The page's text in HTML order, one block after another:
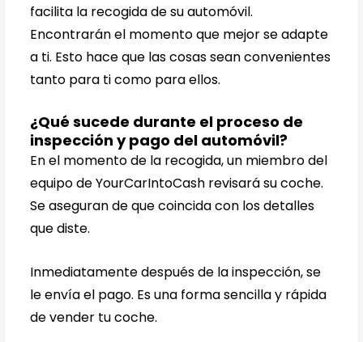
facilita la recogida de su automóvil.
Encontrarán el momento que mejor se adapte
a ti. Esto hace que las cosas sean convenientes
tanto para ti como para ellos.
¿Qué sucede durante el proceso de
inspección y pago del automóvil?
En el momento de la recogida, un miembro del
equipo de YourCarIntoCash revisará su coche.
Se aseguran de que coincida con los detalles
que diste.
Inmediatamente después de la inspección, se
le envía el pago. Es una forma sencilla y rápida
de vender tu coche.